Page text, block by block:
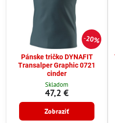
20%
Pánske tričko DYNAFIT
Transalper Graphic 0721
cinder
Skladom
47,2 €
Zobraziť